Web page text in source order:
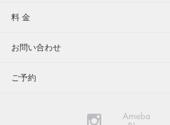
料 金
お問い合わせ
ご予約